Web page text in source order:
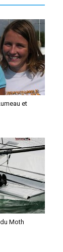
et
Moth